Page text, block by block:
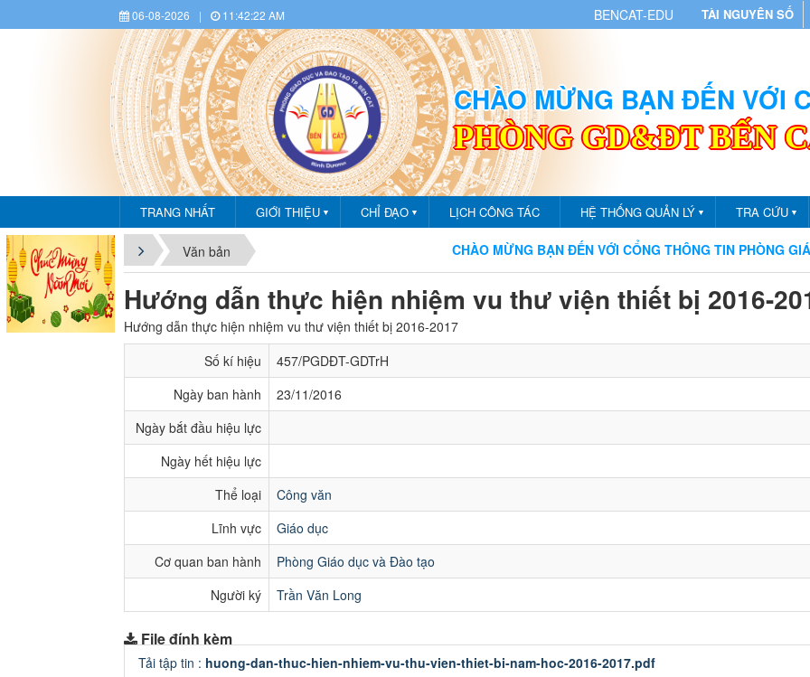
06-08-2026 | 11:42:22 AM BENCAT-EDU TÀI NGUYÊN SỐ
CHÀO MỪNG BẠN ĐẾN VỚI
PHÒNG GD&ĐT BẾN
TRANG NHẤT GIỚI THIỆU ▼ CHỈ ĐẠO ▼ LỊCH CÔNG TÁC HỆ THỐNG QUẢN LÝ ▼ TRA CỨU ▼
Văn bản CHÀO MỪNG BẠN ĐẾN VỚI CỔNG THÔNG TIN PHÒNG GIÁO
Hướng dẫn thực hiện nhiệm vu thư viện thiết bị 2016-
Hướng dẫn thực hiện nhiệm vu thư viện thiết bị 2016-2017
Số kí hiệu
457/PGDĐT-GDTrH
Ngày ban hành
23/11/2016
Ngày bắt đầu hiệu lực
Ngày hết hiệu lực
Thể loại
Công văn
Lĩnh vực
Giáo dục
Cơ quan ban hành
Phòng Giáo dục và Đào tạo
Người ký
Trần Văn Long
File đính kèm
Tải tập tin : huong-dan-thuc-hien-nhiem-vu-thu-vien-thiet-bi-nam-hoc-2016-2017.pdf